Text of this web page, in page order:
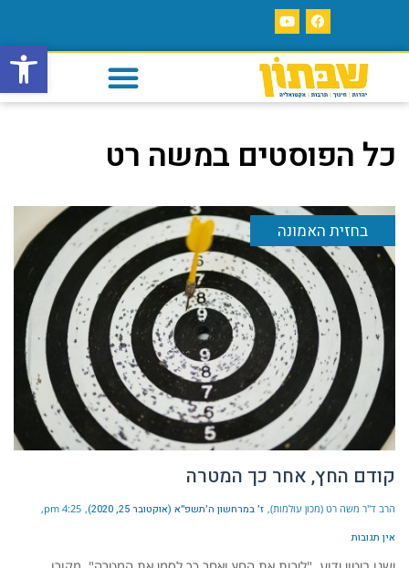
פתח
כל הפוסטים במשה רט
בחזית האמונה
קודם החץ, אחר כך המטרה
הרב ד"ר משה רט (מכון עולמות) ז׳ במרחשון ה׳תשפ״א (אוקטובר 25, 2020) 4:25 pm
אין תגובות